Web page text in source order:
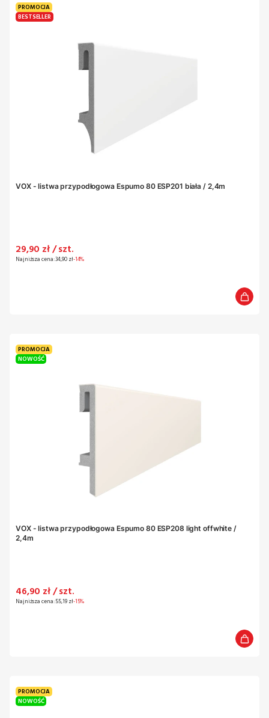
PROMOCJA
BESTSELLER
VOX - listwa przypodłogowa Espumo 80 ESP201 biała / 2,4m
Cena promocyjna
29,90 zł / szt.
Najniższa cena:34,90 zł-14%
PROMOCJA
NOWOŚĆ
VOX - listwa przypodłogowa Espumo 80 ESP208 light offwhite /
2,4m
Cena promocyjna
46,90 zł / szt.
Najniższa cena:55,19 zł-15%
PROMOCJA
NOWOŚĆ